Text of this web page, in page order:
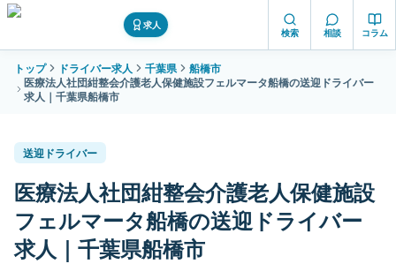
求人
検索 相談 コラム
トップ ドライバー求人 千葉県
船橋市
医療法人社団紺整会介護老人保健施設フェルマータ船橋の送迎ドライバー
求人｜千葉県船橋市
送迎ドライバー
医療法人社団紺整会介護老人保健施設
フェルマータ船橋の送迎ドライバー
求人｜千葉県船橋市